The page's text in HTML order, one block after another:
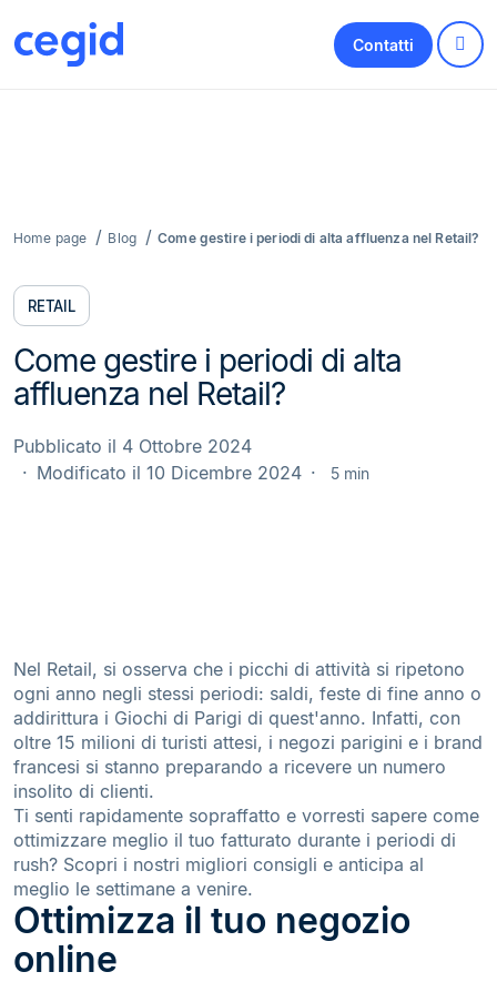
Contatti
Home page Blog Come gestire i periodi di alta affluenza nel Retail?
RETAIL
Come gestire i periodi di alta
affluenza nel Retail?
Pubblicato il 4 Ottobre 2024
Modificato il 10 Dicembre 2024
5 min
Nel Retail, si osserva che i picchi di attività si ripetono
ogni anno negli stessi periodi: saldi, feste di fine anno o
addirittura i Giochi di Parigi di quest'anno. Infatti, con
oltre 15 milioni di turisti attesi, i negozi parigini e i brand
francesi si stanno preparando a ricevere un numero
insolito di clienti.
Ti senti rapidamente sopraffatto e vorresti sapere come
ottimizzare meglio il tuo fatturato durante i periodi di
rush? Scopri i nostri migliori consigli e anticipa al
meglio le settimane a venire.
Ottimizza il tuo negozio
online